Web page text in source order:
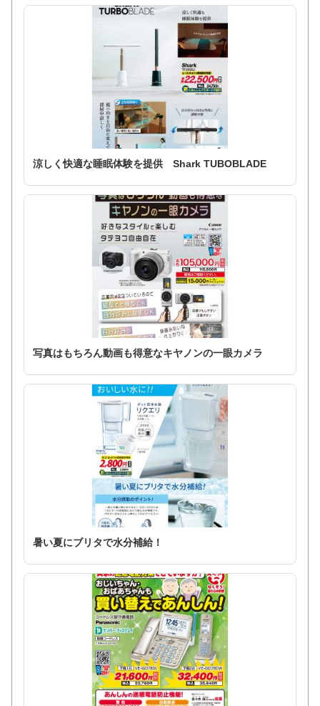
涼しく快適な睡眠体験を提供 Shark TUBOBLADE
写真はもちろん動画も得意なキヤノンの一眼カメラ
暑い夏にブリタで水分補給！